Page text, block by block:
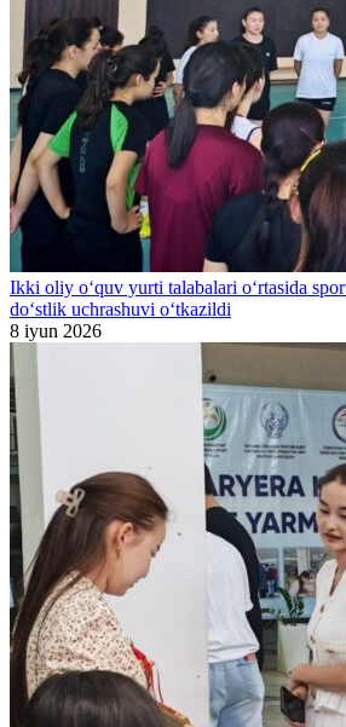
Ikki oliy o‘quv yurti talabalari o‘rtasida
do‘stlik uchrashuvi o‘tkazildi
8 iyun 2026